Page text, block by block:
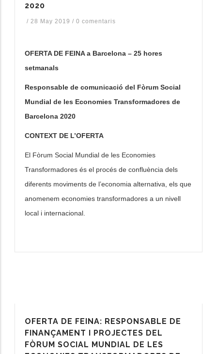
2020
/ 28 May 2019 / 0 comentaris
OFERTA DE FEINA a Barcelona – 25 hores
setmanals
Responsable de comunicació del Fòrum Social
Mundial de les Economies Transformadores de
Barcelona 2020
CONTEXT DE L’OFERTA
El Fòrum Social Mundial de les Economies
Transformadores és el procés de confluència dels
diferents moviments de l’economia alternativa, els que
anomenem economies transformadores a un nivell
local i internacional.
OFERTA DE FEINA: RESPONSABLE DE
FINANÇAMENT I PROJECTES DEL
FÒRUM SOCIAL MUNDIAL DE LES